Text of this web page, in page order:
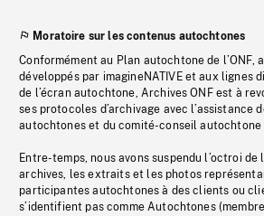
Moratoire sur les contenus autochtones
Conformément au Plan autochtone de l’ONF,
développés par imagineNATIVE et aux lignes
de l’écran autochtone, Archives ONF est à
ses protocoles d’archivage avec l’assistance
autochtones et du comité-conseil autochtone
Entre-temps, nous avons suspendu l’octroi
archives, les extraits et les photos
participantes autochtones à des clients ou
s’identifient pas comme Autochtones